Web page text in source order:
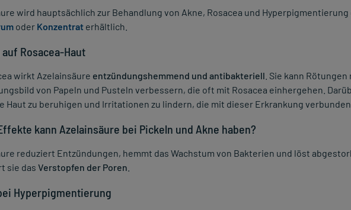
wird hauptsächlich zur Behandlung von Akne, Rosacea und
oder Konzentrat erhältlich.
Rosacea-Haut
wirkt Azelainsäure entzündungshemmend und antibakteriell . Sie kann
von Papeln und Pusteln verbessern, die oft mit Rosacea einhergehen.
Haut zu beruhigen und Irritationen zu lindern, die mit dieser Erkrankung verbunden
kann Azelainsäure bei Pickeln und Akne haben?
reduziert Entzündungen, hemmt das Wachstum von Bakterien und löst
sie das Verstopfen der Poren
Hyperpigmentierung